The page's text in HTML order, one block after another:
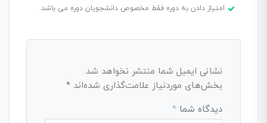
امتیاز دادن به دوره فقط مخصوص دانشجویان دوره می باشد.
نشانی ایمیل شما منتشر نخواهد شد.
بخش‌های موردنیاز علامت‌گذاری شده‌اند *
دیدگاه شما *